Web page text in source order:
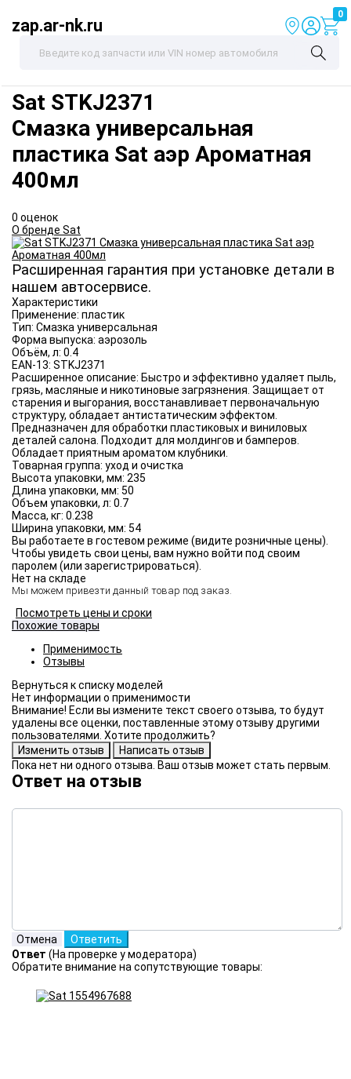
zap.ar-nk.ru
0
Sat STKJ2371
Смазка универсальная
пластика Sat аэр Ароматная
400мл
0 оценок
О бренде Sat
Расширенная гарантия при установке детали в
нашем автосервисе.
Характеристики
Применение: пластик
Тип: Смазка универсальная
Форма выпуска: аэрозоль
Объём, л: 0.4
EAN-13: STKJ2371
Расширенное описание: Быстро и эффективно удаляет пыль,
грязь, масляные и никотиновые загрязнения. Защищает от
старения и выгорания, восстанавливает первоначальную
структуру, обладает антистатическим эффектом.
Предназначен для обработки пластиковых и виниловых
деталей салона. Подходит для молдингов и бамперов.
Обладает приятным ароматом клубники.
Товарная группа: уход и очистка
Высота упаковки, мм: 235
Длина упаковки, мм: 50
Объем упаковки, л: 0.7
Масса, кг: 0.238
Ширина упаковки, мм: 54
Вы работаете в гостевом режиме (видите розничные цены).
Чтобы увидеть свои цены, вам нужно войти под своим
паролем (или зарегистрироваться).
Нет на складе
Мы можем привезти данный товар под заказ.
Посмотреть цены и сроки
Похожие товары
Применимость
Отзывы
Нет информации о применимости
Внимание! Если вы измените текст своего отзыва, то будут
удалены все оценки, поставленные этому отзыву другими
пользователями. Хотите продолжить?
Пока нет ни одного отзыва. Ваш отзыв может стать первым.
Ответ на отзыв
Ответ (На проверке у модератора)
Обратите внимание на сопутствующие товары: